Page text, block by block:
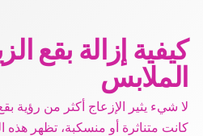
كيفية إزالة بقع
الملابس
لا شيء يثير الإزعاج أكثر من رؤية
كانت متناثرة أو منسكبة، تظهر